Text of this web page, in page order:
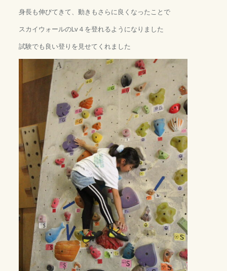
身長も伸びてきて、動きもさらに良くなったことで
スカイウォールのLv４を登れるようになりました
試験でも良い登りを見せてくれました